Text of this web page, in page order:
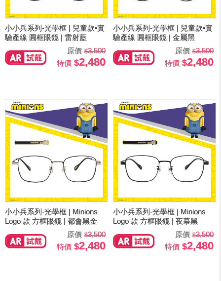
小小兵系列-光學框 | 兒童款•實
驗產線 圓框眼鏡 | 雷射藍
原價
3,500
特價
2,480
小小兵系列-光學框 | 兒童款•實
驗產線 圓框眼鏡 | 金屬黑
原價
3,500
特價
2,480
小小兵系列-光學框 | Minions
Logo 款 方框眼鏡 | 都會黑金
原價
3,500
特價
2,480
小小兵系列-光學框 | Minions
Logo 款 方框眼鏡 | 夜幕黑
原價
3,500
特價
2,480